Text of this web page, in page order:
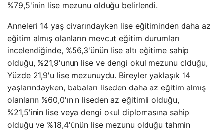
%79,5'inin lise mezunu olduğu belirlendi.
Anneleri 14 yaş civarındayken lise eğitiminden daha az
eğitim almış olanların mevcut eğitim durumları
incelendiğinde, %56,3'ünün lise altı eğitime sahip
olduğu, %21,9'unun lise ve dengi okul mezunu olduğu,
Yüzde 21,9'u lise mezunuydu. Bireyler yaklaşık 14
yaşlarındayken, babaları liseden daha az eğitim almış
olanların %60,0'ının liseden az eğitimli olduğu,
%21,5'inin lise veya dengi okul diplomasına sahip
olduğu ve %18,4'ünün lise mezunu olduğu tahmin